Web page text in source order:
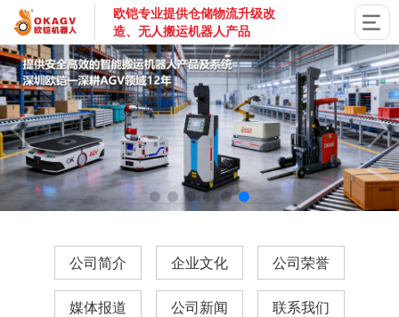
欧铠专业提供仓储物流升级改
造、无人搬运机器人产品
国家高新技术企业，深圳市专精特新企业，深耕AGV搬运机
公司简介 企业文化 公司荣誉
媒体报道 公司新闻 联系我们